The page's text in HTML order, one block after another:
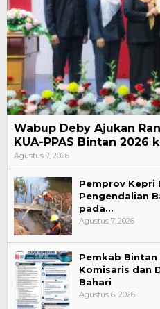
Wabup Deby Ajukan
KUA-PPAS Bintan 2026
Agustus 7, 2026
Pemprov Kepri
Pengendalian
pada…
Agustus 7, 2026
Pemkab Bintan
Komisaris dan
Bahari
Agustus 6, 2026